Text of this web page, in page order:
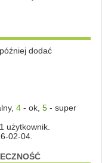
dodać
, 4- ok, 5- super
użytkownik.
02-04.